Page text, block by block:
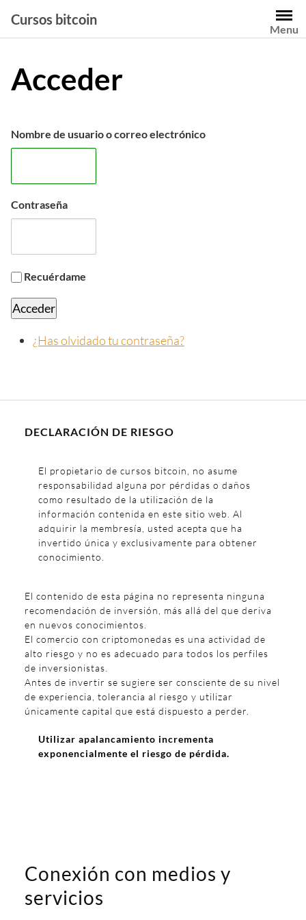
contenido
Cursos bitcoin
Menu
Acceder
Nombre de usuario o correo electrónico
Contraseña
Recuérdame
Acceder
¿Has olvidado tu contraseña?
DECLARACIÓN DE RIESGO
El propietario de cursos bitcoin, no asume
responsabilidad alguna por pérdidas o daños
como resultado de la utilización de la
información contenida en este sitio web. Al
adquirir la membresía, usted acepta que ha
invertido única y exclusivamente para obtener
conocimiento.
El contenido de esta página no representa ninguna
recomendación de inversión, más allá del que deriva
en nuevos conocimientos.
El comercio con criptomonedas es una actividad de
alto riesgo y no es adecuado para todos los perfiles
de inversionistas.
Antes de invertir se sugiere ser consciente de su nivel
de experiencia, tolerancia al riesgo y utilizar
únicamente capital que está dispuesto a perder.
Utilizar apalancamiento incrementa
exponencialmente el riesgo de pérdida.
Conexión con medios y
servicios